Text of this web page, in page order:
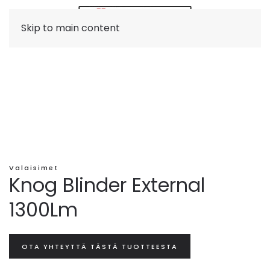
Skip to main content
Valaisimet
Knog Blinder External
1300Lm
OTA YHTEYTTÄ TÄSTÄ TUOTTEESTA